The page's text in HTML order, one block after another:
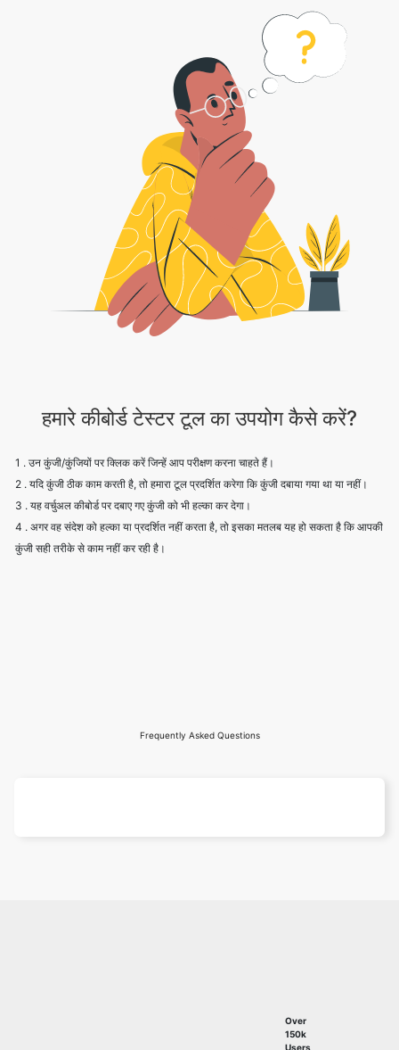
हमारे कीबोर्ड टेस्टर टूल का उपयोग कैसे करें?
1 . उन कुंजी/कुंजियों पर क्लिक करें जिन्हें आप परीक्षण करना चाहते हैं।
2 . यदि कुंजी ठीक काम करती है, तो हमारा टूल प्रदर्शित करेगा कि कुंजी दबाया गया था या नहीं।
3 . यह वर्चुअल कीबोर्ड पर दबाए गए कुंजी को भी हल्का कर देगा।
4 . अगर वह संदेश को हल्का या प्रदर्शित नहीं करता है, तो इसका मतलब यह हो सकता है कि आपकी
कुंजी सही तरीके से काम नहीं कर रही है।
Frequently Asked Questions
Over
150k
Users